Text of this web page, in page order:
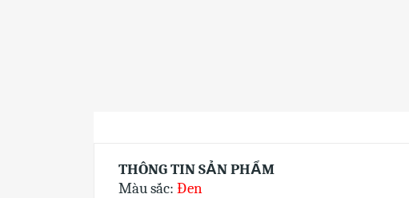
THÔNG TIN SẢN PHẨM
Màu sắc: Đen